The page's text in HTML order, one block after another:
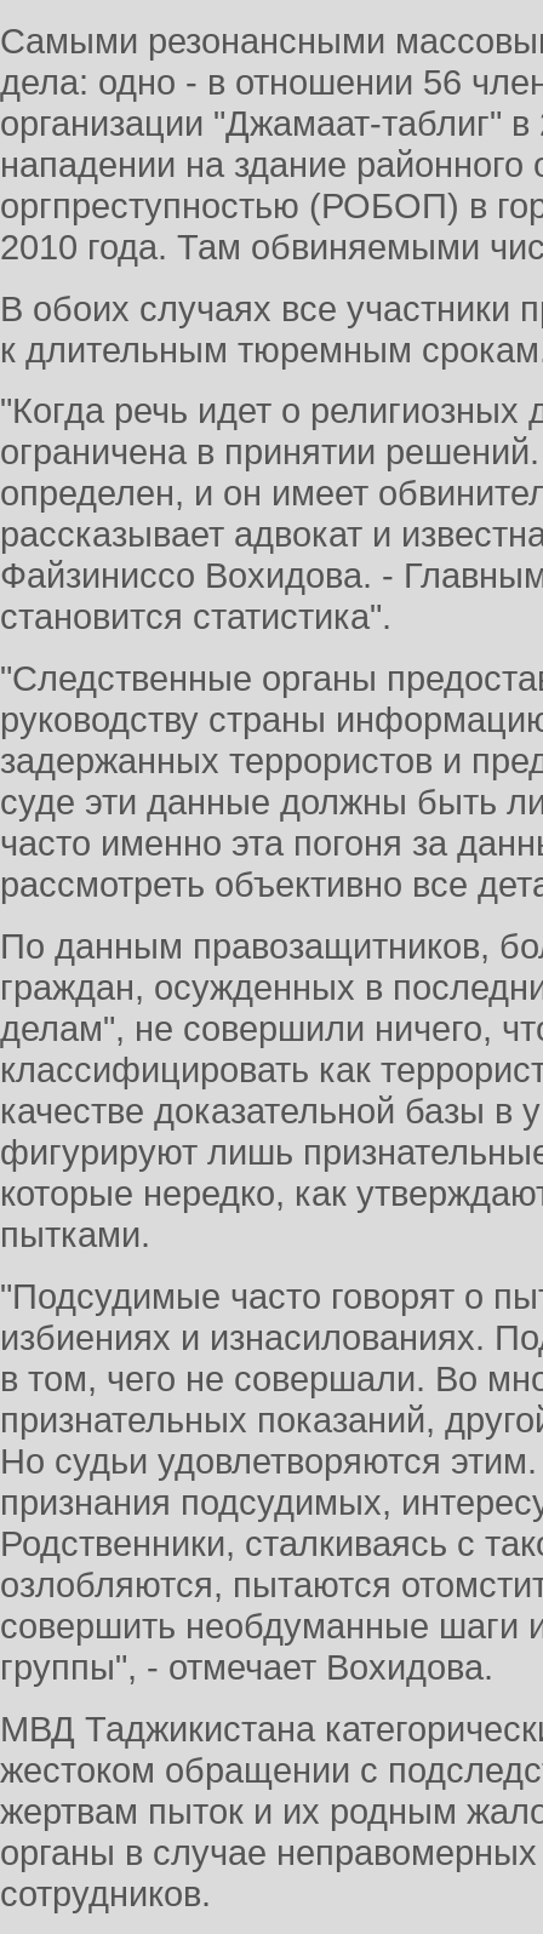
Самыми резонансными
дела: одно - в отношении 56
организации "Джамаат-таблиг" в
нападении на здание районного
оргпреступностью (РОБОП) в
2010 года. Там обвиняемыми
В обоих случаях все участники
к длительным тюремным
"Когда речь идет о религиозных
ограничена в принятии
определен, и он имеет
рассказывает адвокат и
Файзиниссо Вохидова. -
становится статистика".
"Следственные органы
руководству страны
задержанных террористов и
суде эти данные должны быть
часто именно эта погоня за
рассмотреть объективно все
По данным правозащитников,
граждан, осужденных в
делам", не совершили ничего,
классифицировать как
качестве доказательной базы в
фигурируют лишь
которые нередко, как
пытками.
"Подсудимые часто говорят о
избиениях и изнасилованиях.
в том, чего не совершали. Во
признательных показаний,
Но судьи удовлетворяются
признания подсудимых,
Родственники, сталкиваясь с
озлобляются, пытаются
совершить необдуманные шаги
группы", - отмечает Вохидова.
МВД Таджикистана
жестоком обращении с
жертвам пыток и их родным
органы в случае
сотрудников.